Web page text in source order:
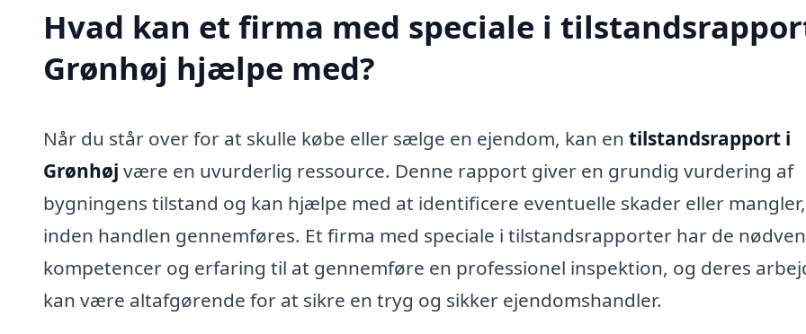
Hvad kan et firma med speciale i
Grønhøj hjælpe med?
Når du står over for at skulle købe eller sælge en ejendom, kan en tilstandsrapport i
Grønhøj være en uvurderlig ressource. Denne rapport giver en grundig vurdering af
bygningens tilstand og kan hjælpe med at identificere eventuelle skader eller mangler,
inden handlen gennemføres. Et firma med speciale i tilstandsrapporter har de
kompetencer og erfaring til at gennemføre en professionel inspektion, og deres
kan være altafgørende for at sikre en tryg og sikker ejendomshandler.